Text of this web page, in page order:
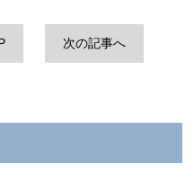
次の記事へ